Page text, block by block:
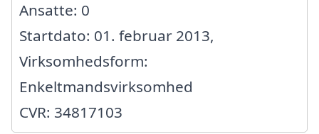
Ansatte: 0
Startdato: 01. februar 2013,
Virksomhedsform:
Enkeltmandsvirksomhed
CVR: 34817103